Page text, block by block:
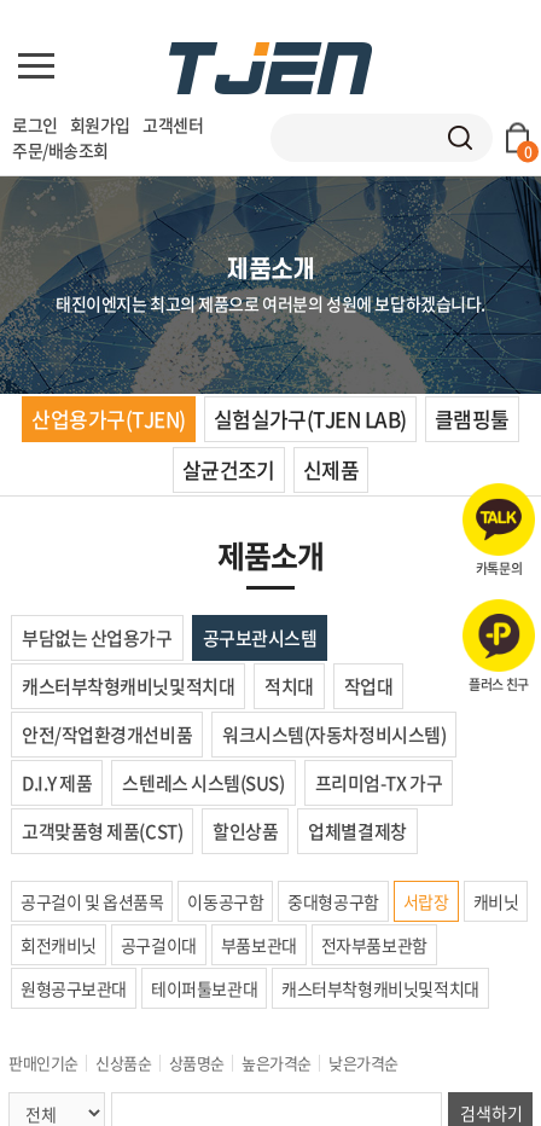
로그인 회원가입
고객센터
주문/배송조회
0
제품소개
태진이엔지는 최고의 제품으로 여러분의 성원에 보답하겠습니다.
산업용가구(TJEN) 실험실가구(TJEN LAB)
클램핑툴
살균건조기
신제품
제품소개
부담없는 산업용가구
공구보관시스템
캐스터부착형캐비닛및적치대
적치대
작업대
안전/작업환경개선비품
워크시스템(자동차정비시스템)
D.I.Y 제품
스텐레스 시스템(SUS)
프리미엄-TX 가구
고객맞품형 제품(CST)
할인상품 업체별결제창
공구걸이 및 옵션품목 이동공구함 중대형공구함 서랍장
캐비닛
회전캐비닛
공구걸이대 부품보관대
전자부품보관함
원형공구보관대
테이퍼툴보관대 캐스터부착형캐비닛및적치대
판매인기순 신상품순 상품명순 높은가격순 낮은가격순
카톡문의
플러스 친구